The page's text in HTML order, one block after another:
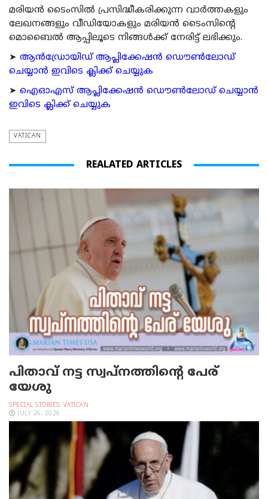
മരിയന്‍ ടൈംസില്‍ പ്രസിദ്ധീകരിക്കുന്ന വാര്‍ത്തകളും
ലേഖനങ്ങളും വീഡിയോകളും മരിയന്‍ ടൈംസിന്റെ
മൊബൈല്‍ ആപ്പിലൂടെ നിങ്ങള്‍ക്ക് നേരിട്ട് ലഭിക്കും.
➤ ആന്‍ഡ്രോയിഡ് ആപ്ലിക്കേഷന്‍ ഡൌണ്‍ലോഡ്
ചെയ്യാന്‍ ഇവിടെ ക്ലിക്ക് ചെയ്യുക
➤ ഐഓഎസ് ആപ്ലിക്കേഷന്‍ ഡൌണ്‍ലോഡ് ചെയ്യാന്‍
ഇവിടെ ക്ലിക്ക് ചെയ്യുക
VATICAN
REALATED ARTICLES
പിതാവ് നട്ട സ്വപ്നത്തിന്റെ പേര്
യേശു
SPECIAL STORIES, VATICAN
JULY 26, 2026